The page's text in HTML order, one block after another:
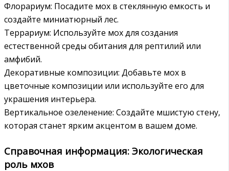
Флорариум: Посадите мох в стеклянную емкость и
создайте миниатюрный лес.
Террариум: Используйте мох для создания
естественной среды обитания для рептилий или
амфибий.
Декоративные композиции: Добавьте мох в
цветочные композиции или используйте его для
украшения интерьера.
Вертикальное озеленение: Создайте мшистую стену‚
которая станет ярким акцентом в вашем доме.
Справочная информация: Экологическая
роль мхов